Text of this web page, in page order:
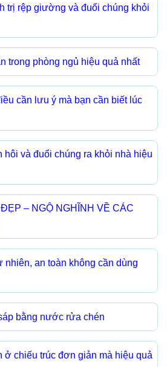
trị rệp giường và đuổi chúng khỏi
trong phòng ngủ hiệu quả nhất
cần lưu ý mà bạn cần biết lúc
hôi và đuổi chúng ra khỏi nhà hiệu
– NGỘ NGHĨNH VỀ CÁC
nhiên, an toàn không cần dùng
bằng nước rửa chén
ở chiếu trúc đơn giản mà hiệu quả